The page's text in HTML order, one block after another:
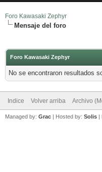
Foro Kawasaki Zephyr
Mensaje del foro
Foro Kawasaki Zephyr
No se encontraron resultados
Indice Volver arriba Archivo
Managed by: Grac | Hosted by: Solis |